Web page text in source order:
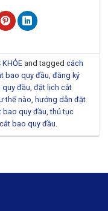
KHỎE and taggedcách
bao quy đầu,đăng ký
quy đầu,đặt lịch cắt
thế nào, hướng dẫn đặt
bao quy đầu,thủ tục
bao quy đầu.